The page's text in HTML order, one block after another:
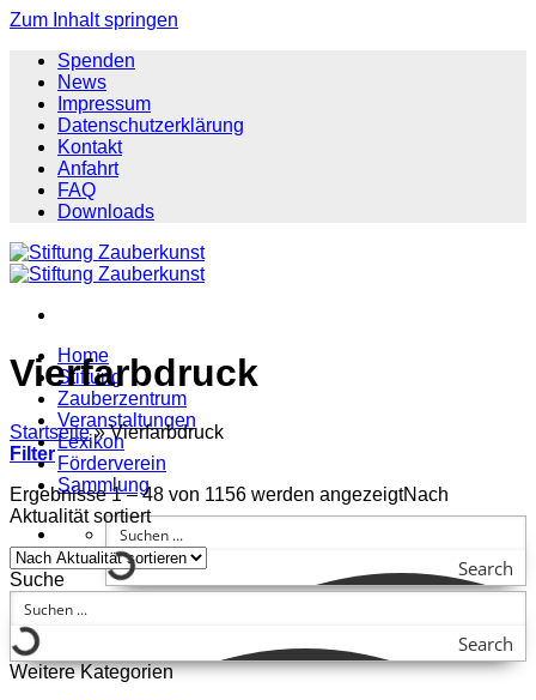
Zum Inhalt springen
Spenden
News
Impressum
Datenschutzerklärung
Kontakt
Anfahrt
FAQ
Downloads
Home
Stiftung
Zauberzentrum
Veranstaltungen
Lexikon
Förderverein
Sammlung
Search
Vierfarbdruck
Startseite » Vierfarbdruck
Filter
Ergebnisse 1 – 48 von 1156 werden angezeigtNach
Aktualität sortiert
Suche
Search
Weitere Kategorien